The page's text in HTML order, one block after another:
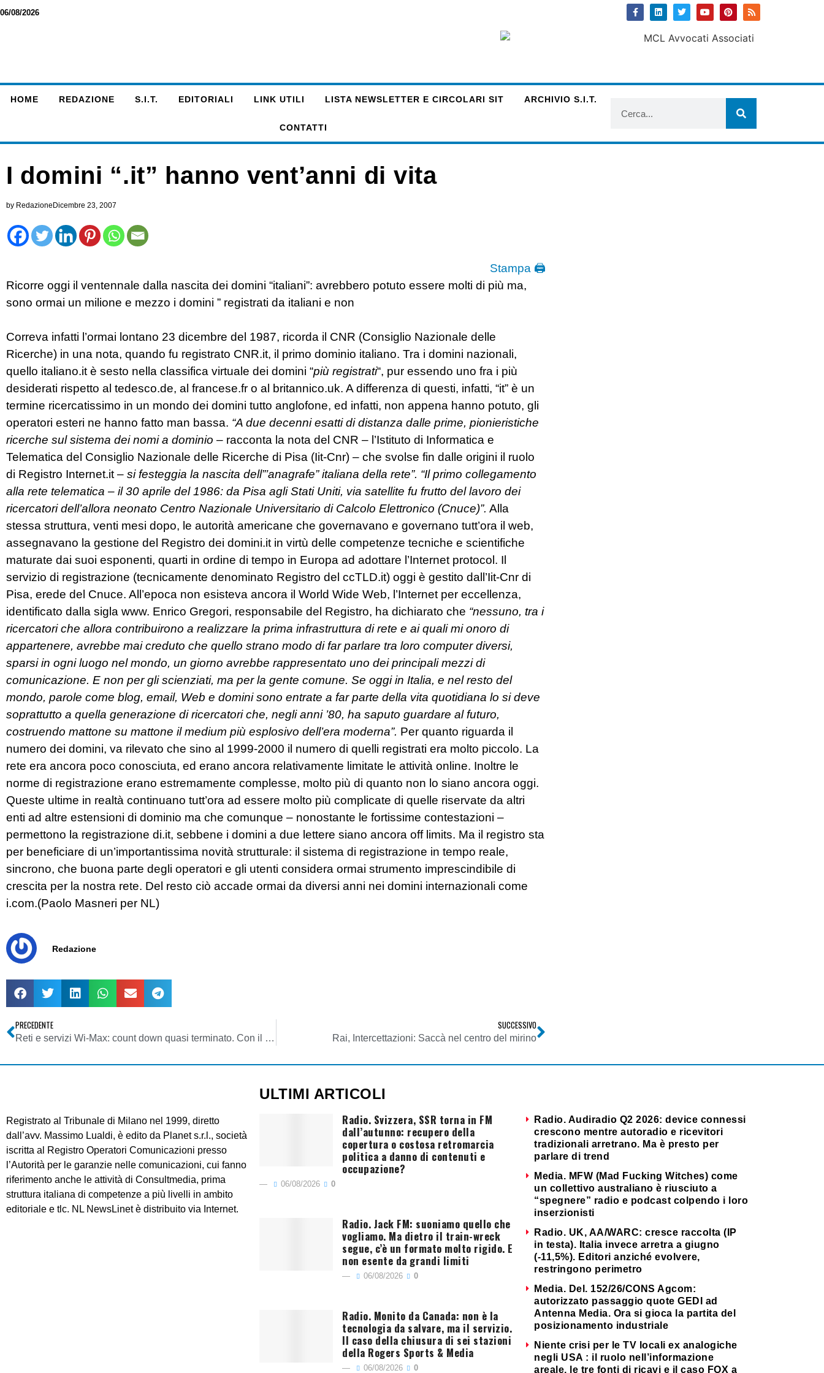
06/08/2026
HOME REDAZIONE S.I.T. EDITORIALI LINK UTILI LISTA NEWSLETTER E CIRCOLARI SIT ARCHIVIO S.I.T.
CONTATTI
I domini “.it” hanno vent’anni di vita
by Redazione Dicembre 23, 2007
Stampa 🖨
Ricorre oggi il ventennale dalla nascita dei domini “italiani”: avrebbero potuto essere molti di più ma,
sono ormai un milione e mezzo i domini ” registrati da italiani e non
Correva infatti l’ormai lontano 23 dicembre del 1987, ricorda il CNR (Consiglio Nazionale delle
Ricerche) in una nota, quando fu registrato CNR.it, il primo dominio italiano. Tra i domini nazionali,
quello italiano.it è sesto nella classifica virtuale dei domini “più registrati“, pur essendo uno fra i più
desiderati rispetto al tedesco.de, al francese.fr o al britannico.uk. A differenza di questi, infatti, “it” è un
termine ricercatissimo in un mondo dei domini tutto anglofone, ed infatti, non appena hanno potuto, gli
operatori esteri ne hanno fatto man bassa. “A due decenni esatti di distanza dalle prime, pionieristiche
ricerche sul sistema dei nomi a dominio – racconta la nota del CNR – l’Istituto di Informatica e
Telematica del Consiglio Nazionale delle Ricerche di Pisa (Iit-Cnr) – che svolse fin dalle origini il ruolo
di Registro Internet.it – si festeggia la nascita dell”’anagrafe” italiana della rete”. “Il primo collegamento
alla rete telematica – il 30 aprile del 1986: da Pisa agli Stati Uniti, via satellite fu frutto del lavoro dei
ricercatori dell’allora neonato Centro Nazionale Universitario di Calcolo Elettronico (Cnuce)”. Alla
stessa struttura, venti mesi dopo, le autorità americane che governavano e governano tutt’ora il web,
assegnavano la gestione del Registro dei domini.it in virtù delle competenze tecniche e scientifiche
maturate dai suoi esponenti, quarti in ordine di tempo in Europa ad adottare l’Internet protocol. Il
servizio di registrazione (tecnicamente denominato Registro del ccTLD.it) oggi è gestito dall’Iit-Cnr di
Pisa, erede del Cnuce. All’epoca non esisteva ancora il World Wide Web, l’Internet per eccellenza,
identificato dalla sigla www. Enrico Gregori, responsabile del Registro, ha dichiarato che “nessuno, tra i
ricercatori che allora contribuirono a realizzare la prima infrastruttura di rete e ai quali mi onoro di
appartenere, avrebbe mai creduto che quello strano modo di far parlare tra loro computer diversi,
sparsi in ogni luogo nel mondo, un giorno avrebbe rappresentato uno dei principali mezzi di
comunicazione. E non per gli scienziati, ma per la gente comune. Se oggi in Italia, e nel resto del
mondo, parole come blog, email, Web e domini sono entrate a far parte della vita quotidiana lo si deve
soprattutto a quella generazione di ricercatori che, negli anni ’80, ha saputo guardare al futuro,
costruendo mattone su mattone il medium più esplosivo dell’era moderna”. Per quanto riguarda il
numero dei domini, va rilevato che sino al 1999-2000 il numero di quelli registrati era molto piccolo. La
rete era ancora poco conosciuta, ed erano ancora relativamente limitate le attività online. Inoltre le
norme di registrazione erano estremamente complesse, molto più di quanto non lo siano ancora oggi.
Queste ultime in realtà continuano tutt’ora ad essere molto più complicate di quelle riservate da altri
enti ad altre estensioni di dominio ma che comunque – nonostante le fortissime contestazioni –
permettono la registrazione di.it, sebbene i domini a due lettere siano ancora off limits. Ma il registro sta
per beneficiare di un’importantissima novità strutturale: il sistema di registrazione in tempo reale,
sincrono, che buona parte degli operatori e gli utenti considera ormai strumento imprescindibile di
crescita per la nostra rete. Del resto ciò accade ormai da diversi anni nei domini internazionali come
i.com.(Paolo Masneri per NL)
Redazione
PRECEDENTE
Reti e servizi Wi-Max: count down quasi terminato. Con il Web 2.0 nel mirino
SUCCESSIVO
Rai, Intercettazioni: Saccà nel centro del mirino
Registrato al Tribunale di Milano nel 1999, diretto
dall’avv. Massimo Lualdi, è edito da Planet s.r.l., società
iscritta al Registro Operatori Comunicazioni presso
l’Autorità per le garanzie nelle comunicazioni, cui fanno
riferimento anche le attività di Consultmedia, prima
struttura italiana di competenze a più livelli in ambito
editoriale e tlc. NL NewsLinet è distribuito via Internet.
ULTIMI ARTICOLI
Radio. Svizzera, SSR torna in FM
dall’autunno: recupero della
copertura o costosa retromarcia
politica a danno di contenuti e
occupazione?
06/08/2026 0
Radio. Jack FM: suoniamo quello che
vogliamo. Ma dietro il train-wreck
segue, c’è un formato molto rigido. E
non esente da grandi limiti
06/08/2026 0
Radio. Monito da Canada: non è la
tecnologia da salvare, ma il servizio.
Il caso della chiusura di sei stazioni
della Rogers Sports & Media
06/08/2026 0
Radio. Audiradio Q2 2026: device connessi
crescono mentre autoradio e ricevitori
tradizionali arretrano. Ma è presto per
parlare di trend
Media. MFW (Mad Fucking Witches) come
un collettivo australiano è riusciuto a
“spegnere” radio e podcast colpendo i loro
inserzionisti
Radio. UK, AA/WARC: cresce raccolta (IP
in testa). Italia invece arretra a giugno
(-11,5%). Editori anziché evolvere,
restringono perimetro
Media. Del. 152/26/CONS Agcom:
autorizzato passaggio quote GEDI ad
Antenna Media. Ora si gioca la partita del
posizionamento industriale
Niente crisi per le TV locali ex analogiche
negli USA : il ruolo nell’informazione
areale, le tre fonti di ricavi e il caso FOX a